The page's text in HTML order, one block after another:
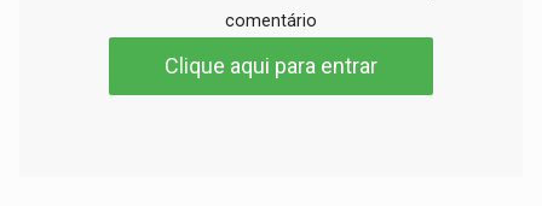
comentário
Clique aqui para entrar